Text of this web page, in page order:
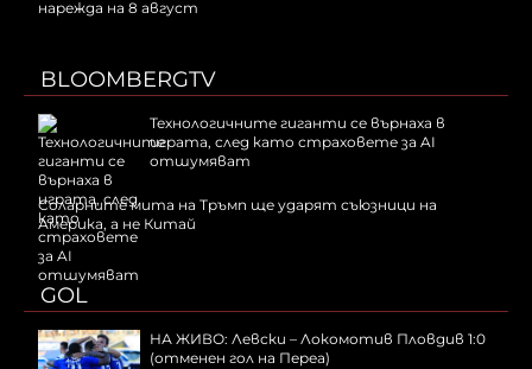
нарежда на 8 август
BLOOMBERGTV
Технологичните гиганти се върнаха в
играта, след като страховете за AI
отшумяват
Соларните мита на Тръмп ще ударят съюзници на
Америка, а не Китай
GOL
НА ЖИВО: Левски – Локомотив Пловдив 1:0
(отменен гол на Переа)